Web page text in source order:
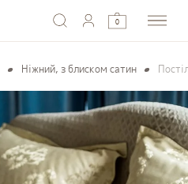
0
Ніжний, з блиском сатин